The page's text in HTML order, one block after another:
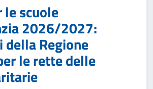
le scuole
2026/2027:
Regione
le rette delle